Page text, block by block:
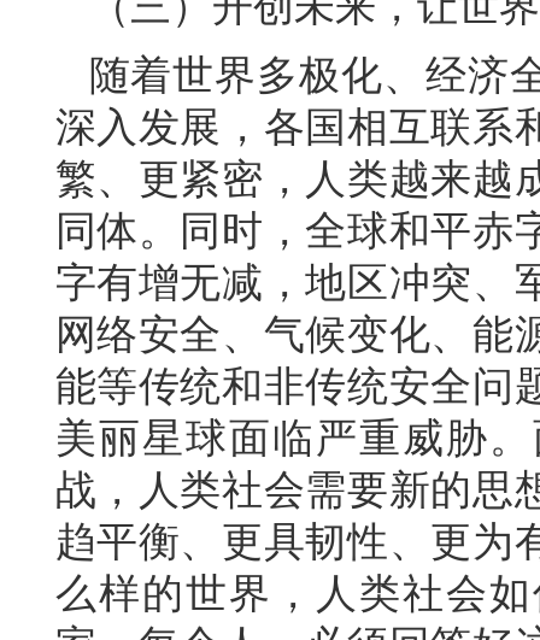
随着世界多极化、经济
深入发展，各国相互联系
繁、更紧密，人类越来越
同体。同时，全球和平赤
字有增无减，地区冲突、
网络安全、气候变化、能
能等传统和非传统安全问
美丽星球面临严重威胁
战，人类社会需要新的思
趋平衡、更具韧性、更为
么样的世界，人类社会